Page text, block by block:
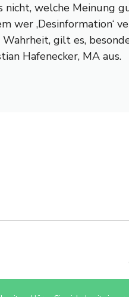
welche Meinung
wer ‚Desinformation‘
gilt es,
Hafenecker, MA aus.